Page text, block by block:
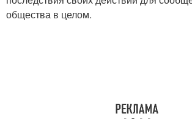
общества в целом.